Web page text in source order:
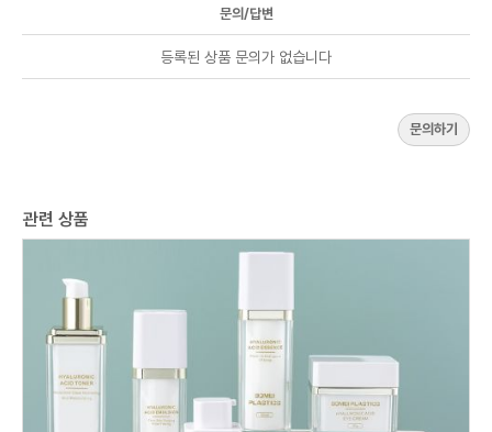
문의/답변
등록된 상품 문의가 없습니다
문의하기
관련 상품